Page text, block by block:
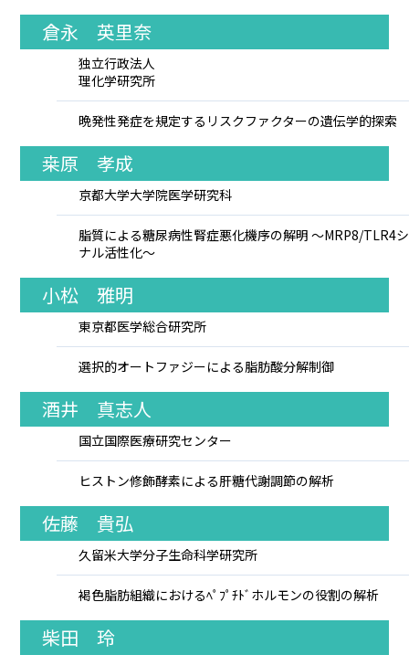
倉永 英里奈
独立行政法人
理化学研究所
晩発性発症を規定するリスクファクターの遺伝学的探索
桒原 孝成
京都大学大学院医学研究科
脂質による糖尿病性腎症悪化機序の解明 ～MRP8/TLR4
ナル活性化～
小松 雅明
東京都医学総合研究所
選択的オートファジーによる脂肪酸分解制御
酒井 真志人
国立国際医療研究センター
ヒストン修飾酵素による肝糖代謝調節の解析
佐藤 貴弘
久留米大学分子生命科学研究所
褐色脂肪組織におけるﾍﾟﾌﾟﾁﾄﾞホルモンの役割の解析
柴田 玲